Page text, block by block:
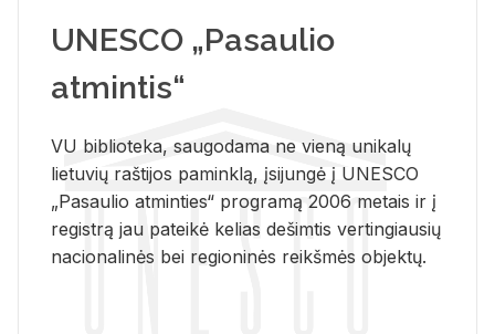
UNESCO „Pasaulio
atmintis“
VU biblioteka, saugodama ne vieną unikalų
lietuvių raštijos paminklą, įsijungė į UNESCO
„Pasaulio atminties“ programą 2006 metais ir į
registrą jau pateikė kelias dešimtis vertingiausių
nacionalinės bei regioninės reikšmės objektų.